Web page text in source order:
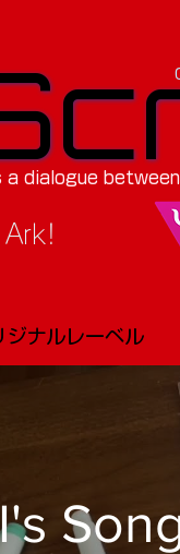
a dialogue
ナルレーベル